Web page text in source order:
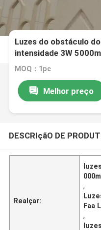
Luzes do obstáculo
intensidade 3W
MOQ：1pc
Melhor preço
DESCRIçãO DE
Realçar:
000m
,
Faa
,